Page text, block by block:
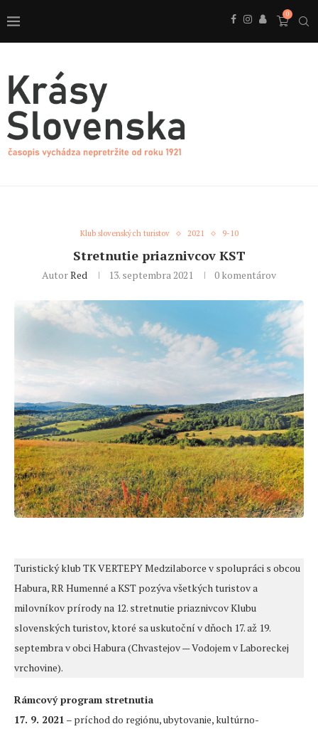
0
Klub slovenských turistov 2021 9-10
Stretnutie priaznivcov KST
AutorRed 13. septembra 2021 0 komentárov
Turistický klub TK VERTEPY Medzilaborce v spolupráci s obcou
Habura, RR Humenné a KST pozýva všetkých turistov a
milovníkov prírody na 12. stretnutie priaznivcov Klubu
slovenských turistov, ktoré sa uskutoční v dňoch 17. až 19.
septembra v obci Habura (Chvastejov — Vodojem v Laboreckej
vrchovine).
Rámcový program stretnutia
17. 9. 2021 – príchod do regiónu, ubytovanie, kultúrno-